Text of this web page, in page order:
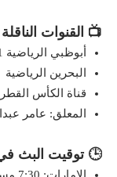
📺 القنوات
أبوظبي الرياضية 1
البحرين الرياضية
قناة الكأس
المعلق: عامر
🕒 توقيت البث في